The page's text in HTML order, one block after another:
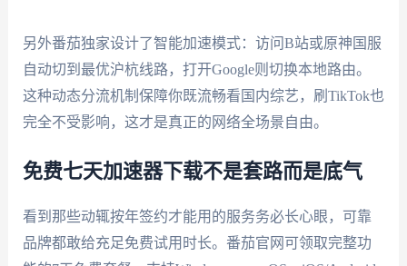
另外番茄独家设计了智能加速模式：访问B站或原神国服
自动切到最优沪杭线路，打开Google则切换本地路由。
这种动态分流机制保障你既流畅看国内综艺，刷TikTok也
完全不受影响，这才是真正的网络全场景自由。
免费七天加速器下载不是套路而是底气
看到那些动辄按年签约才能用的服务务必长心眼，可靠
品牌都敢给充足免费试用时长。番茄官网可领取完整功